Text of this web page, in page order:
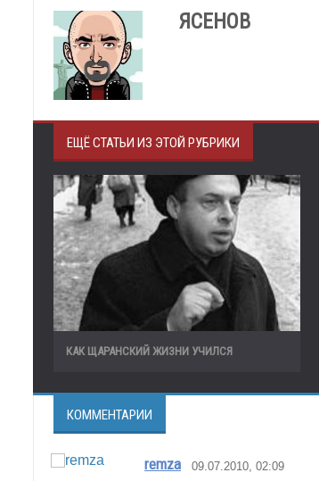
ЯСЕНОВ
ЕЩЁ СТАТЬИ ИЗ ЭТОЙ РУБРИКИ
КАК ЩАРАНСКИЙ ЖИЗНИ УЧИЛСЯ
КОММЕНТАРИИ
remza 09.07.2010, 02:09